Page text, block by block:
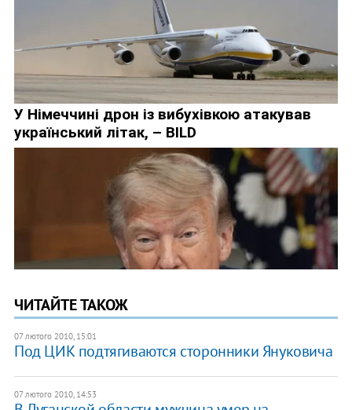
ЧИТАЙТЕ ТАКОЖ
07 лютого 2010, 15:01
Под ЦИК подтягиваются сторонники Януковича
07 лютого 2010, 14:53